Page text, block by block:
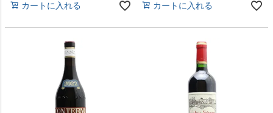
カートに入れる カートに入れる